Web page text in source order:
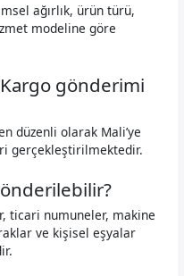
ağırlık, ürün türü,
modeline göre
gönderimi
düzenli olarak Mali’ye
gerçekleştirilmektedir.
ticari numuneler, makine
ve kişisel eşyalar